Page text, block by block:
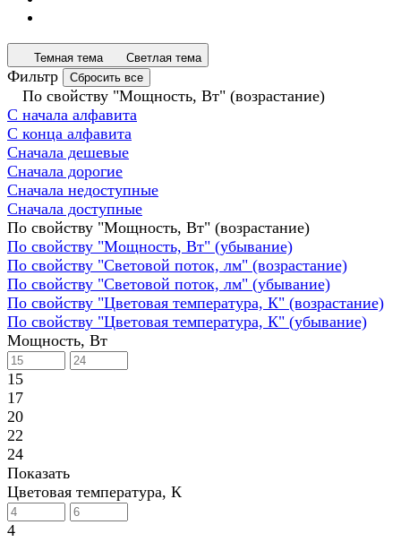
Темная тема Светлая тема
Фильтр Сбросить все
По свойству "Мощность, Вт" (возрастание)
С начала алфавита
С конца алфавита
Сначала дешевые
Сначала дорогие
Сначала недоступные
Сначала доступные
По свойству "Мощность, Вт" (возрастание)
По свойству "Мощность, Вт" (убывание)
По свойству "Световой поток, лм" (возрастание)
По свойству "Световой поток, лм" (убывание)
По свойству "Цветовая температура, К" (возрастание)
По свойству "Цветовая температура, К" (убывание)
Мощность, Вт
15
17
20
22
24
Показать
Цветовая температура, К
4